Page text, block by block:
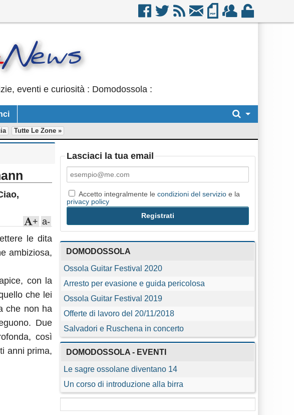
eventi e curiosità : Domodossola :
Tutte Le Zone »
a-
+
le dita
ambiziosa,
con la
che lei
che non ha
Due
così
anni prima,
Lasciaci la tua email
Accetto integralmente lecondizioni del servizio e la
privacy policy
DOMODOSSOLA
Ossola Guitar Festival 2020
Arresto per evasione e guida pericolosa
Ossola Guitar Festival 2019
Offerte di lavoro del 20/11/2018
Salvadori e Ruschena in concerto
DOMODOSSOLA - EVENTI
Le sagre ossolane diventano 14
Un corso di introduzione alla birra